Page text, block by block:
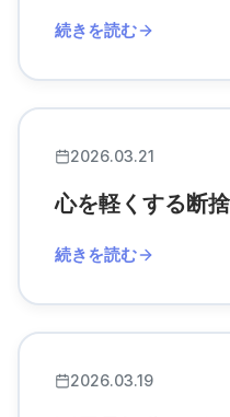
続きを読む
2026.03.21
心を軽くする断
続きを読む
2026.03.19